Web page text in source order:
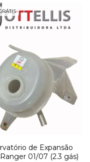
de Expansão
01/07 (2.3 gás)